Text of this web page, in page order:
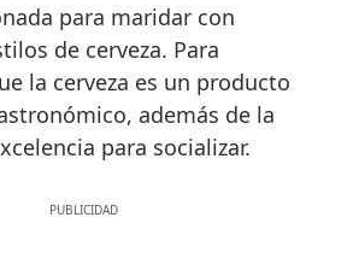
para maridar con
de cerveza. Para
la cerveza es un producto
además de la
para socializar.